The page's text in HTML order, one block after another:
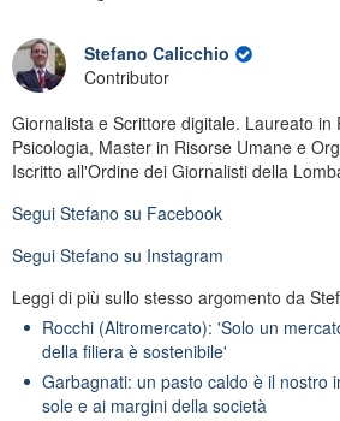
Stefano Calicchio
Contributor
Giornalista e Scrittore digitale. Laureato in
Psicologia, Master in Risorse Umane e
Iscritto all'Ordine dei Giornalisti della
Segui Stefano su Facebook
Segui Stefano su Instagram
Leggi di più sullo stesso argomento da
Rocchi (Altromercato): 'Solo un
della filiera è sostenibile'
Garbagnati: un pasto caldo è il nostro
sole e ai margini della società